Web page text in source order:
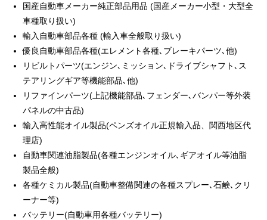
国産自動車メーカー純正部品用品 (国産メーカー小型・大型全
車種取り扱い)
輸入自動車部品各種 (輸入車全般取り扱い)
優良自動車部品各種(エレメント各種､ブレーキパーツ､他)
リビルトパーツ(エンジン､ミッション､ドライブシャフト､ス
テアリングギア等機能部品､他)
リファインパーツ(上記機能部品､フェンダー､バンパー等外装
パネルの中古品)
輸入高性能オイル製品(ペンズオイル正規輸入品、関西地区代
理店)
自動車関連油脂製品(各種エンジンオイル､ギアオイル等油脂
製品全般)
各種ケミカル製品(自動車整備関連の各種スプレー､石鹸､クリ
ーナー等)
バッテリー(自動車用各種バッテリー)